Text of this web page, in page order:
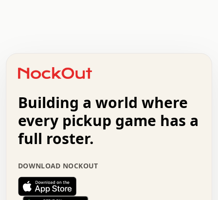
+   .   .   .   .   .   .   .   .   .   +   .   .
.   .   .   .   .   .   .   .   .   .   .   :   .
.   .   .   .   +   .   .   .   .   .   .   .   +
.   :   .   .   .   .   .   .   .   .   o   .   .
.   .   x   .   .   .   .   .   .   :   .   .   o
.   .   .   .   :   .   .   .   .   o   .   .   .
.   .   .   .   .   .   .   :   .   .   .   .   .
.   .   .   .   .   .   .   +   .   .   x   .   .
.   .   .   .   .   :   +   .   .   .   .   .   o
.   .   .   .   .   .   .   .   .   .   .   .   .
Building a world where
every pickup game has a
full roster.
DOWNLOAD NOCKOUT